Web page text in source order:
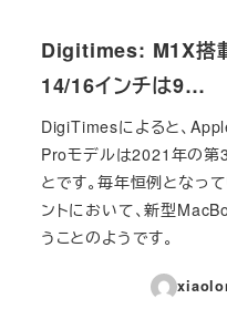
Digitimes: M1X搭
14/16インチは9…
DigiTimesによると、
Proモデルは2021年の第
とです。毎年恒例となっ
ントにおいて、新型
うことのようです。